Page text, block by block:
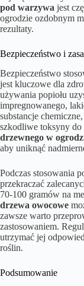
pod warzywa jest
ogrodzie ozdobnym
rezultaty.
Bezpieczeństwo i
Bezpieczeństwo
jest kluczowe dla
używania popiołu
impregnowanego,
substancje
szkodliwe toksyny do
drzewnego w
aby uniknąć
Podczas stosowania
przekraczać
70-100 gramów na
drzewa owocowe
zawsze warto
zastosowaniem.
utrzymać jej
roślin.
Podsumowanie